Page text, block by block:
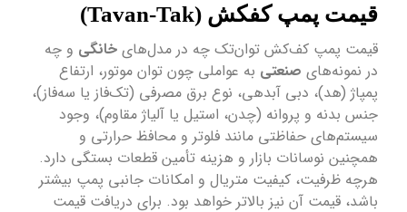
قیمت پمپ کفکش (Tavan-Tak)
قیمت پمپ کف‌کش توان‌تک چه در مدل‌هایخانگی و چه
در نمونه‌های صنعتی به عواملی چون توان موتور، ارتفاع
پمپاژ (هد)، دبی آبدهی، نوع برق مصرفی (تک‌فاز یا سه‌فاز)،
جنس بدنه و پروانه (چدن، استیل یا آلیاژ مقاوم)، وجود
سیستم‌های حفاظتی مانند فلوتر و محافظ حرارتی و
همچنین نوسانات بازار و هزینه تأمین قطعات بستگی دارد.
هرچه ظرفیت، کیفیت متریال و امکانات جانبی پمپ بیشتر
باشد، قیمت آن نیز بالاتر خواهد بود. برای دریافت قیمت